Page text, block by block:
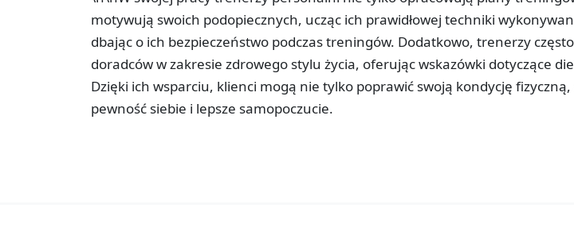
motywują swoich podopiecznych, ucząc ich prawidłowej techniki
dbając o ich bezpieczeństwo podczas treningów. Dodatkowo, trenerzy
doradców w zakresie zdrowego stylu życia, oferując wskazówki dotyczące
Dzięki ich wsparciu, klienci mogą nie tylko poprawić swoją kondycję
pewność siebie i lepsze samopoczucie.